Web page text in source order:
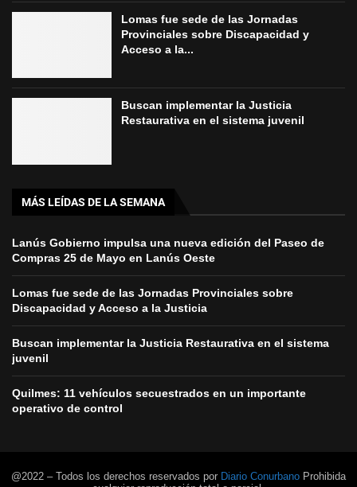
Lomas fue sede de las Jornadas
Provinciales sobre Discapacidad y
Acceso a la...
Buscan implementar la Justicia
Restaurativa en el sistema juvenil
MÁS LEÍDAS DE LA SEMANA
Lanús Gobierno impulsa una nueva edición del Paseo de
Compras 25 de Mayo en Lanús Oeste
Lomas fue sede de las Jornadas Provinciales sobre
Discapacidad y Acceso a la Justicia
Buscan implementar la Justicia Restaurativa en el sistema
juvenil
Quilmes: 11 vehículos secuestrados en un importante
operativo de control
@2022 – Todos los derechos reservados por Diario Conurbano Prohibida